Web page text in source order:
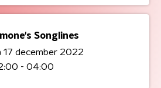
Songlines
17 december 2022
- 04:00